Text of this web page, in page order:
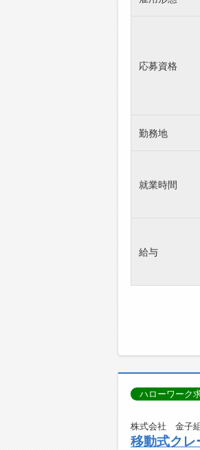
応募資格
勤務地
就業時間
給与
ハローワーク
株式会社 金子
移動式ク